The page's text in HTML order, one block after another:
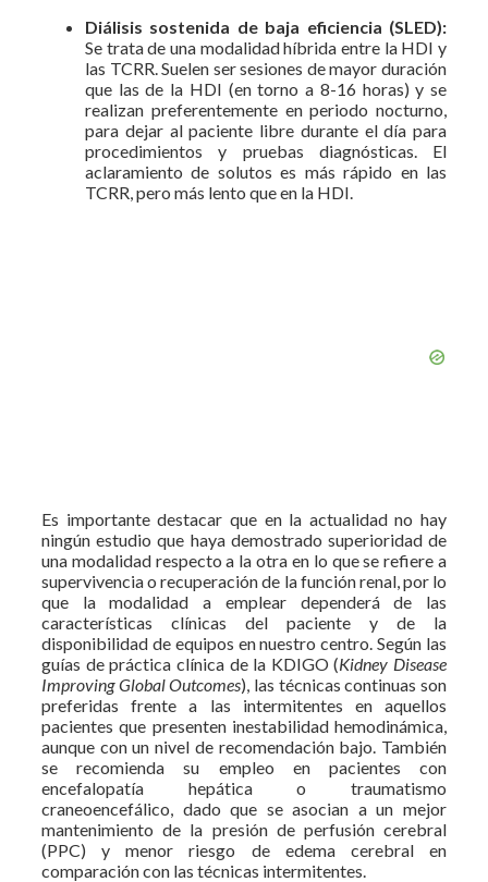
Diálisis sostenida de baja eficiencia (SLED):
Se trata de una modalidad híbrida entre la HDI y
las TCRR. Suelen ser sesiones de mayor duración
que las de la HDI (en torno a 8-16 horas) y se
realizan preferentemente en periodo nocturno,
para dejar al paciente libre durante el día para
procedimientos y pruebas diagnósticas. El
aclaramiento de solutos es más rápido en las
TCRR, pero más lento que en la HDI.
Es importante destacar que en la actualidad no hay
ningún estudio que haya demostrado superioridad de
una modalidad respecto a la otra en lo que se refiere a
supervivencia o recuperación de la función renal, por lo
que la modalidad a emplear dependerá de las
características clínicas del paciente y de la
disponibilidad de equipos en nuestro centro. Según las
guías de práctica clínica de la KDIGO (Kidney Disease
Improving Global Outcomes), las técnicas continuas son
preferidas frente a las intermitentes en aquellos
pacientes que presenten inestabilidad hemodinámica,
aunque con un nivel de recomendación bajo. También
se recomienda su empleo en pacientes con
encefalopatía hepática o traumatismo
craneoencefálico, dado que se asocian a un mejor
mantenimiento de la presión de perfusión cerebral
(PPC) y menor riesgo de edema cerebral en
comparación con las técnicas intermitentes.